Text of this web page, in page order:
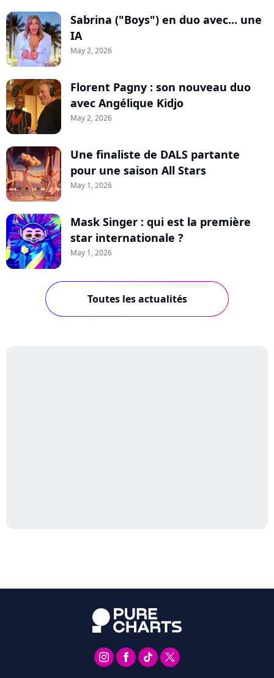
Sabrina ("Boys") en duo avec... une
IA
May 2, 2026
Florent Pagny : son nouveau duo
avec Angélique Kidjo
May 2, 2026
Une finaliste de DALS partante
pour une saison All Stars
May 1, 2026
Mask Singer : qui est la première
star internationale ?
May 1, 2026
Toutes les actualités